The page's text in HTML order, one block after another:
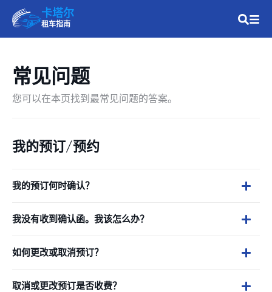
卡塔尔
租车指南
常见问题
您可以在本页找到最常见问题的答案。
我的预订/预约
我的预订何时确认？
我没有收到确认函。我该怎么办？
如何更改或取消预订？
取消或更改预订是否收费？